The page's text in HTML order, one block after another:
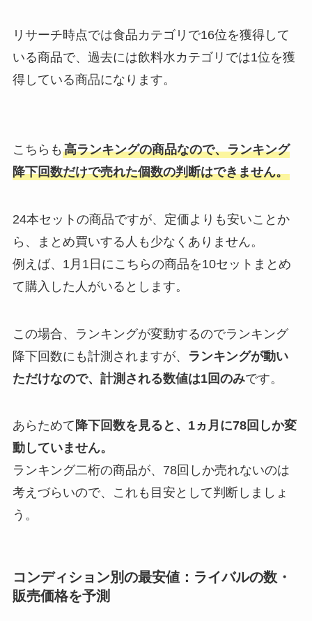
リサーチ時点では食品カテゴリで16位を獲得して
いる商品で、過去には飲料水カテゴリでは1位を獲
得している商品になります。
こちらも 高ランキングの商品なので、ランキング
降下回数だけで売れた個数の判断はできません。
24本セットの商品ですが、定価よりも安いことか
ら、まとめ買いする人も少なくありません。
例えば、1月1日にこちらの商品を10セットまとめ
て購入した人がいるとします。
この場合、ランキングが変動するのでランキング
降下回数にも計測されますが、
ランキングが動い
ただけなので、計測される数値は1回のみです。
あらためて 降下回数を見ると、1ヵ月に78回しか変
動していません。
ランキング二桁の商品が、78回しか売れないのは
考えづらいので、これも目安として判断しましょ
う。
コンディション別の最安値：ライバルの数・
販売価格を予測